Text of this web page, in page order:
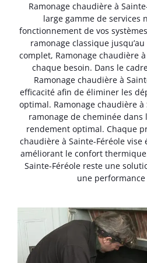
Ramonage chaudière à
large gamme de services
fonctionnement de vos
ramonage classique
complet, Ramonage chaudière à
chaque besoin. Dans le
Ramonage chaudière à
efficacité afin de éliminer les
optimal. Ramonage chaudière
ramonage de cheminée
rendement optimal. Chaque
chaudière à Sainte-Féréole
améliorant le confort
Sainte-Féréole reste une
une